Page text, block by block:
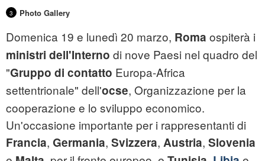
3 Photo Gallery
Domenica 19 e lunedì 20 marzo, Roma ospiterà i
ministri dell'Interno di nove Paesi nel quadro del
"Gruppo di contatto Europa-Africa
settentrionale" dell'ocse, Organizzazione per la
cooperazione e lo sviluppo economico.
Un'occasione importante per i rappresentanti di
Francia, Germania, Svizzera, Austria, Slovenia